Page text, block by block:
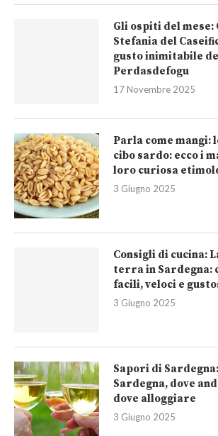
Gli ospiti del mese:
Stefania del
gusto inimitabile
Perdasdefogu
17 Novembre 2025
Parla come mangi:
cibo sardo: ecco i
loro curiosa
3 Giugno 2025
Consigli di cucina:
terra in Sardegna:
facili, veloci e
3 Giugno 2025
Sapori di
Sardegna, dove
dove alloggiare
3 Giugno 2025